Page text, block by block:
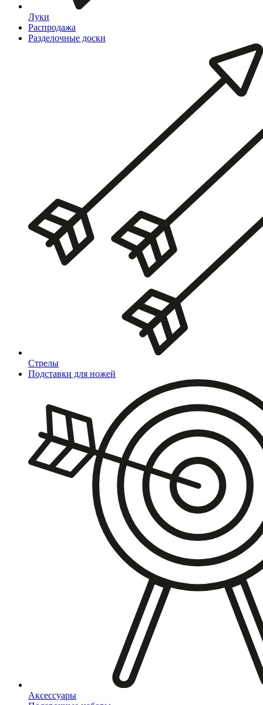
Луки
Распродажа
Разделочные доски
Стрелы
Подставки для ножей
Аксессуары